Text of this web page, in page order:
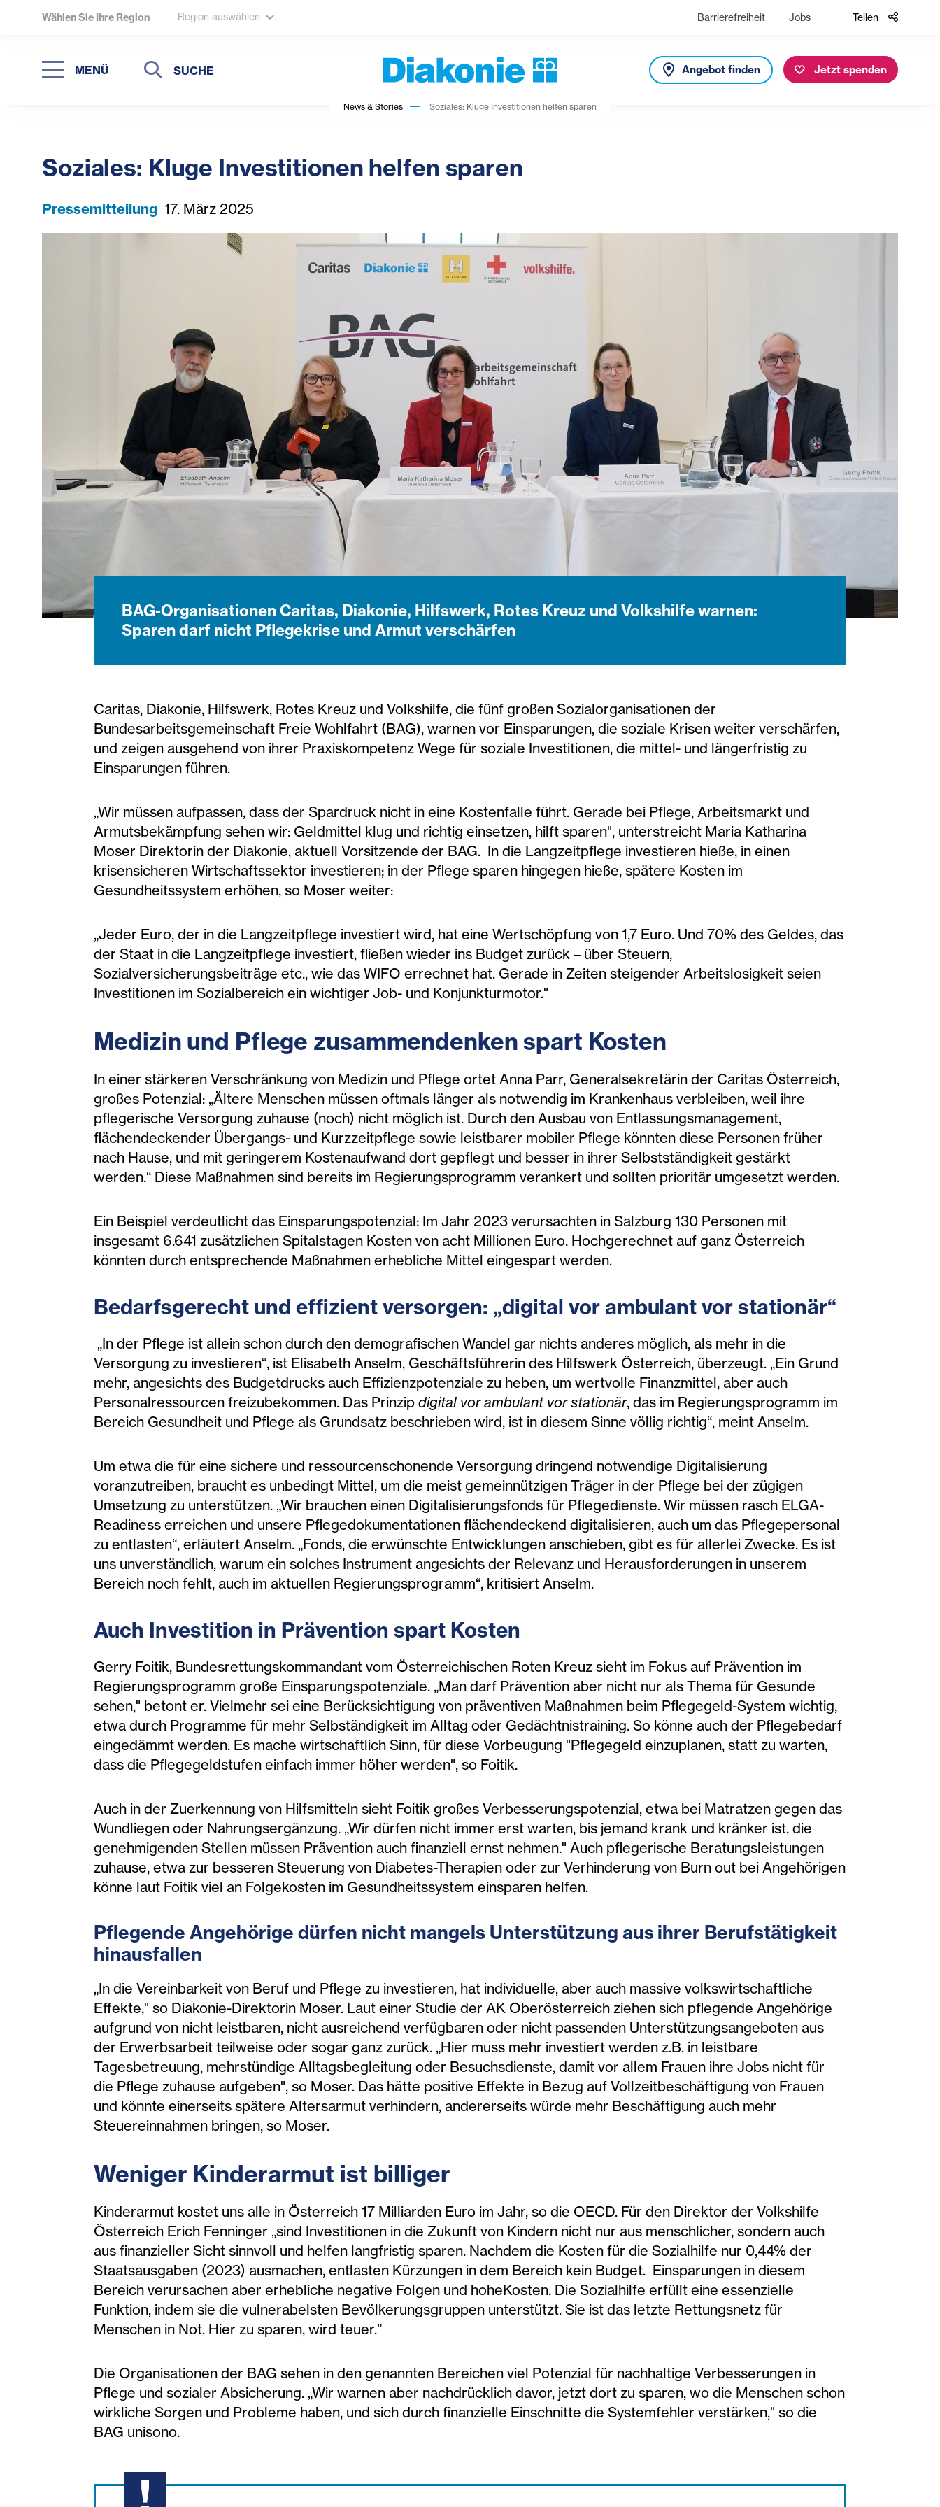
Wählen Sie Ihre Region Region auswählen Barrierefreiheit Jobs Teilen
MENÜ
Suche
Suche
Angebot finden Jetzt spenden
News & Stories Soziales: Kluge Investitionen helfen sparen
Soziales: Kluge Investitionen helfen sparen
Pressemitteilung 17. März 2025
BAG-Organisationen Caritas, Diakonie, Hilfswerk, Rotes Kreuz und Volkshilfe warnen:
Sparen darf nicht Pflegekrise und Armut verschärfen
Caritas, Diakonie, Hilfswerk, Rotes Kreuz und Volkshilfe, die fünf großen Sozialorganisationen der
Bundesarbeitsgemeinschaft Freie Wohlfahrt (BAG), warnen vor Einsparungen, die soziale Krisen weiter verschärfen,
und zeigen ausgehend von ihrer Praxiskompetenz Wege für soziale Investitionen, die mittel- und längerfristig zu
Einsparungen führen.
„Wir müssen aufpassen, dass der Spardruck nicht in eine Kostenfalle führt. Gerade bei Pflege, Arbeitsmarkt und
Armutsbekämpfung sehen wir: Geldmittel klug und richtig einsetzen, hilft sparen", unterstreicht Maria Katharina
Moser Direktorin der Diakonie, aktuell Vorsitzende der BAG. In die Langzeitpflege investieren hieße, in einen
krisensicheren Wirtschaftssektor investieren; in der Pflege sparen hingegen hieße, spätere Kosten im
Gesundheitssystem erhöhen, so Moser weiter:
„Jeder Euro, der in die Langzeitpflege investiert wird, hat eine Wertschöpfung von 1,7 Euro. Und 70% des Geldes, das
der Staat in die Langzeitpflege investiert, fließen wieder ins Budget zurück – über Steuern,
Sozialversicherungsbeiträge etc., wie das WIFO errechnet hat. Gerade in Zeiten steigender Arbeitslosigkeit seien
Investitionen im Sozialbereich ein wichtiger Job- und Konjunkturmotor."
Medizin und Pflege zusammendenken spart Kosten
In einer stärkeren Verschränkung von Medizin und Pflege ortet Anna Parr, Generalsekretärin der Caritas Österreich,
großes Potenzial: „Ältere Menschen müssen oftmals länger als notwendig im Krankenhaus verbleiben, weil ihre
pflegerische Versorgung zuhause (noch) nicht möglich ist. Durch den Ausbau von Entlassungsmanagement,
flächendeckender Übergangs- und Kurzzeitpflege sowie leistbarer mobiler Pflege könnten diese Personen früher
nach Hause, und mit geringerem Kostenaufwand dort gepflegt und besser in ihrer Selbstständigkeit gestärkt
werden.“ Diese Maßnahmen sind bereits im Regierungsprogramm verankert und sollten prioritär umgesetzt werden.
Ein Beispiel verdeutlicht das Einsparungspotenzial: Im Jahr 2023 verursachten in Salzburg 130 Personen mit
insgesamt 6.641 zusätzlichen Spitalstagen Kosten von acht Millionen Euro. Hochgerechnet auf ganz Österreich
könnten durch entsprechende Maßnahmen erhebliche Mittel eingespart werden.
Bedarfsgerecht und effizient versorgen: „digital vor ambulant vor stationär“
„In der Pflege ist allein schon durch den demografischen Wandel gar nichts anderes möglich, als mehr in die
Versorgung zu investieren“, ist Elisabeth Anselm, Geschäftsführerin des Hilfswerk Österreich, überzeugt. „Ein Grund
mehr, angesichts des Budgetdrucks auch Effizienzpotenziale zu heben, um wertvolle Finanzmittel, aber auch
Personalressourcen freizubekommen. Das Prinzipdigital vor ambulant vor stationär, das im Regierungsprogramm im
Bereich Gesundheit und Pflege als Grundsatz beschrieben wird, ist in diesem Sinne völlig richtig“, meint Anselm.
Um etwa die für eine sichere und ressourcenschonende Versorgung dringend notwendige Digitalisierung
voranzutreiben, braucht es unbedingt Mittel, um die meist gemeinnützigen Träger in der Pflege bei der zügigen
Umsetzung zu unterstützen. „Wir brauchen einen Digitalisierungsfonds für Pflegedienste. Wir müssen rasch ELGA-
Readiness erreichen und unsere Pflegedokumentationen flächendeckend digitalisieren, auch um das Pflegepersonal
zu entlasten“, erläutert Anselm. „Fonds, die erwünschte Entwicklungen anschieben, gibt es für allerlei Zwecke. Es ist
uns unverständlich, warum ein solches Instrument angesichts der Relevanz und Herausforderungen in unserem
Bereich noch fehlt, auch im aktuellen Regierungsprogramm“, kritisiert Anselm.
Auch Investition in Prävention spart Kosten
Gerry Foitik, Bundesrettungskommandant vom Österreichischen Roten Kreuz sieht im Fokus auf Prävention im
Regierungsprogramm große Einsparungspotenziale. „Man darf Prävention aber nicht nur als Thema für Gesunde
sehen," betont er. Vielmehr sei eine Berücksichtigung von präventiven Maßnahmen beim Pflegegeld-System wichtig,
etwa durch Programme für mehr Selbständigkeit im Alltag oder Gedächtnistraining. So könne auch der Pflegebedarf
eingedämmt werden. Es mache wirtschaftlich Sinn, für diese Vorbeugung "Pflegegeld einzuplanen, statt zu warten,
dass die Pflegegeldstufen einfach immer höher werden", so Foitik.
Auch in der Zuerkennung von Hilfsmitteln sieht Foitik großes Verbesserungspotenzial, etwa bei Matratzen gegen das
Wundliegen oder Nahrungsergänzung. „Wir dürfen nicht immer erst warten, bis jemand krank und kränker ist, die
genehmigenden Stellen müssen Prävention auch finanziell ernst nehmen." Auch pflegerische Beratungsleistungen
zuhause, etwa zur besseren Steuerung von Diabetes-Therapien oder zur Verhinderung von Burn out bei Angehörigen
könne laut Foitik viel an Folgekosten im Gesundheitssystem einsparen helfen.
Pflegende Angehörige dürfen nicht mangels Unterstützung aus ihrer Berufstätigkeit
hinausfallen
„In die Vereinbarkeit von Beruf und Pflege zu investieren, hat individuelle, aber auch massive volkswirtschaftliche
Effekte," so Diakonie-Direktorin Moser. Laut einer Studie der AK Oberösterreich ziehen sich pflegende Angehörige
aufgrund von nicht leistbaren, nicht ausreichend verfügbaren oder nicht passenden Unterstützungsangeboten aus
der Erwerbsarbeit teilweise oder sogar ganz zurück. „Hier muss mehr investiert werden z.B. in leistbare
Tagesbetreuung, mehrstündige Alltagsbegleitung oder Besuchsdienste, damit vor allem Frauen ihre Jobs nicht für
die Pflege zuhause aufgeben", so Moser. Das hätte positive Effekte in Bezug auf Vollzeitbeschäftigung von Frauen
und könnte einerseits spätere Altersarmut verhindern, andererseits würde mehr Beschäftigung auch mehr
Steuereinnahmen bringen, so Moser.
Weniger Kinderarmut ist billiger
Kinderarmut kostet uns alle in Österreich 17 Milliarden Euro im Jahr, so die OECD. Für den Direktor der Volkshilfe
Österreich Erich Fenninger „sind Investitionen in die Zukunft von Kindern nicht nur aus menschlicher, sondern auch
aus finanzieller Sicht sinnvoll und helfen langfristig sparen. Nachdem die Kosten für die Sozialhilfe nur 0,44% der
Staatsausgaben (2023) ausmachen, entlasten Kürzungen in dem Bereich kein Budget. Einsparungen in diesem
Bereich verursachen aber erhebliche negative Folgen und hoheKosten. Die Sozialhilfe erfüllt eine essenzielle
Funktion, indem sie die vulnerabelsten Bevölkerungsgruppen unterstützt. Sie ist das letzte Rettungsnetz für
Menschen in Not. Hier zu sparen, wird teuer.”
Die Organisationen der BAG sehen in den genannten Bereichen viel Potenzial für nachhaltige Verbesserungen in
Pflege und sozialer Absicherung. „Wir warnen aber nachdrücklich davor, jetzt dort zu sparen, wo die Menschen schon
wirkliche Sorgen und Probleme haben, und sich durch finanzielle Einschnitte die Systemfehler verstärken," so die
BAG unisono.